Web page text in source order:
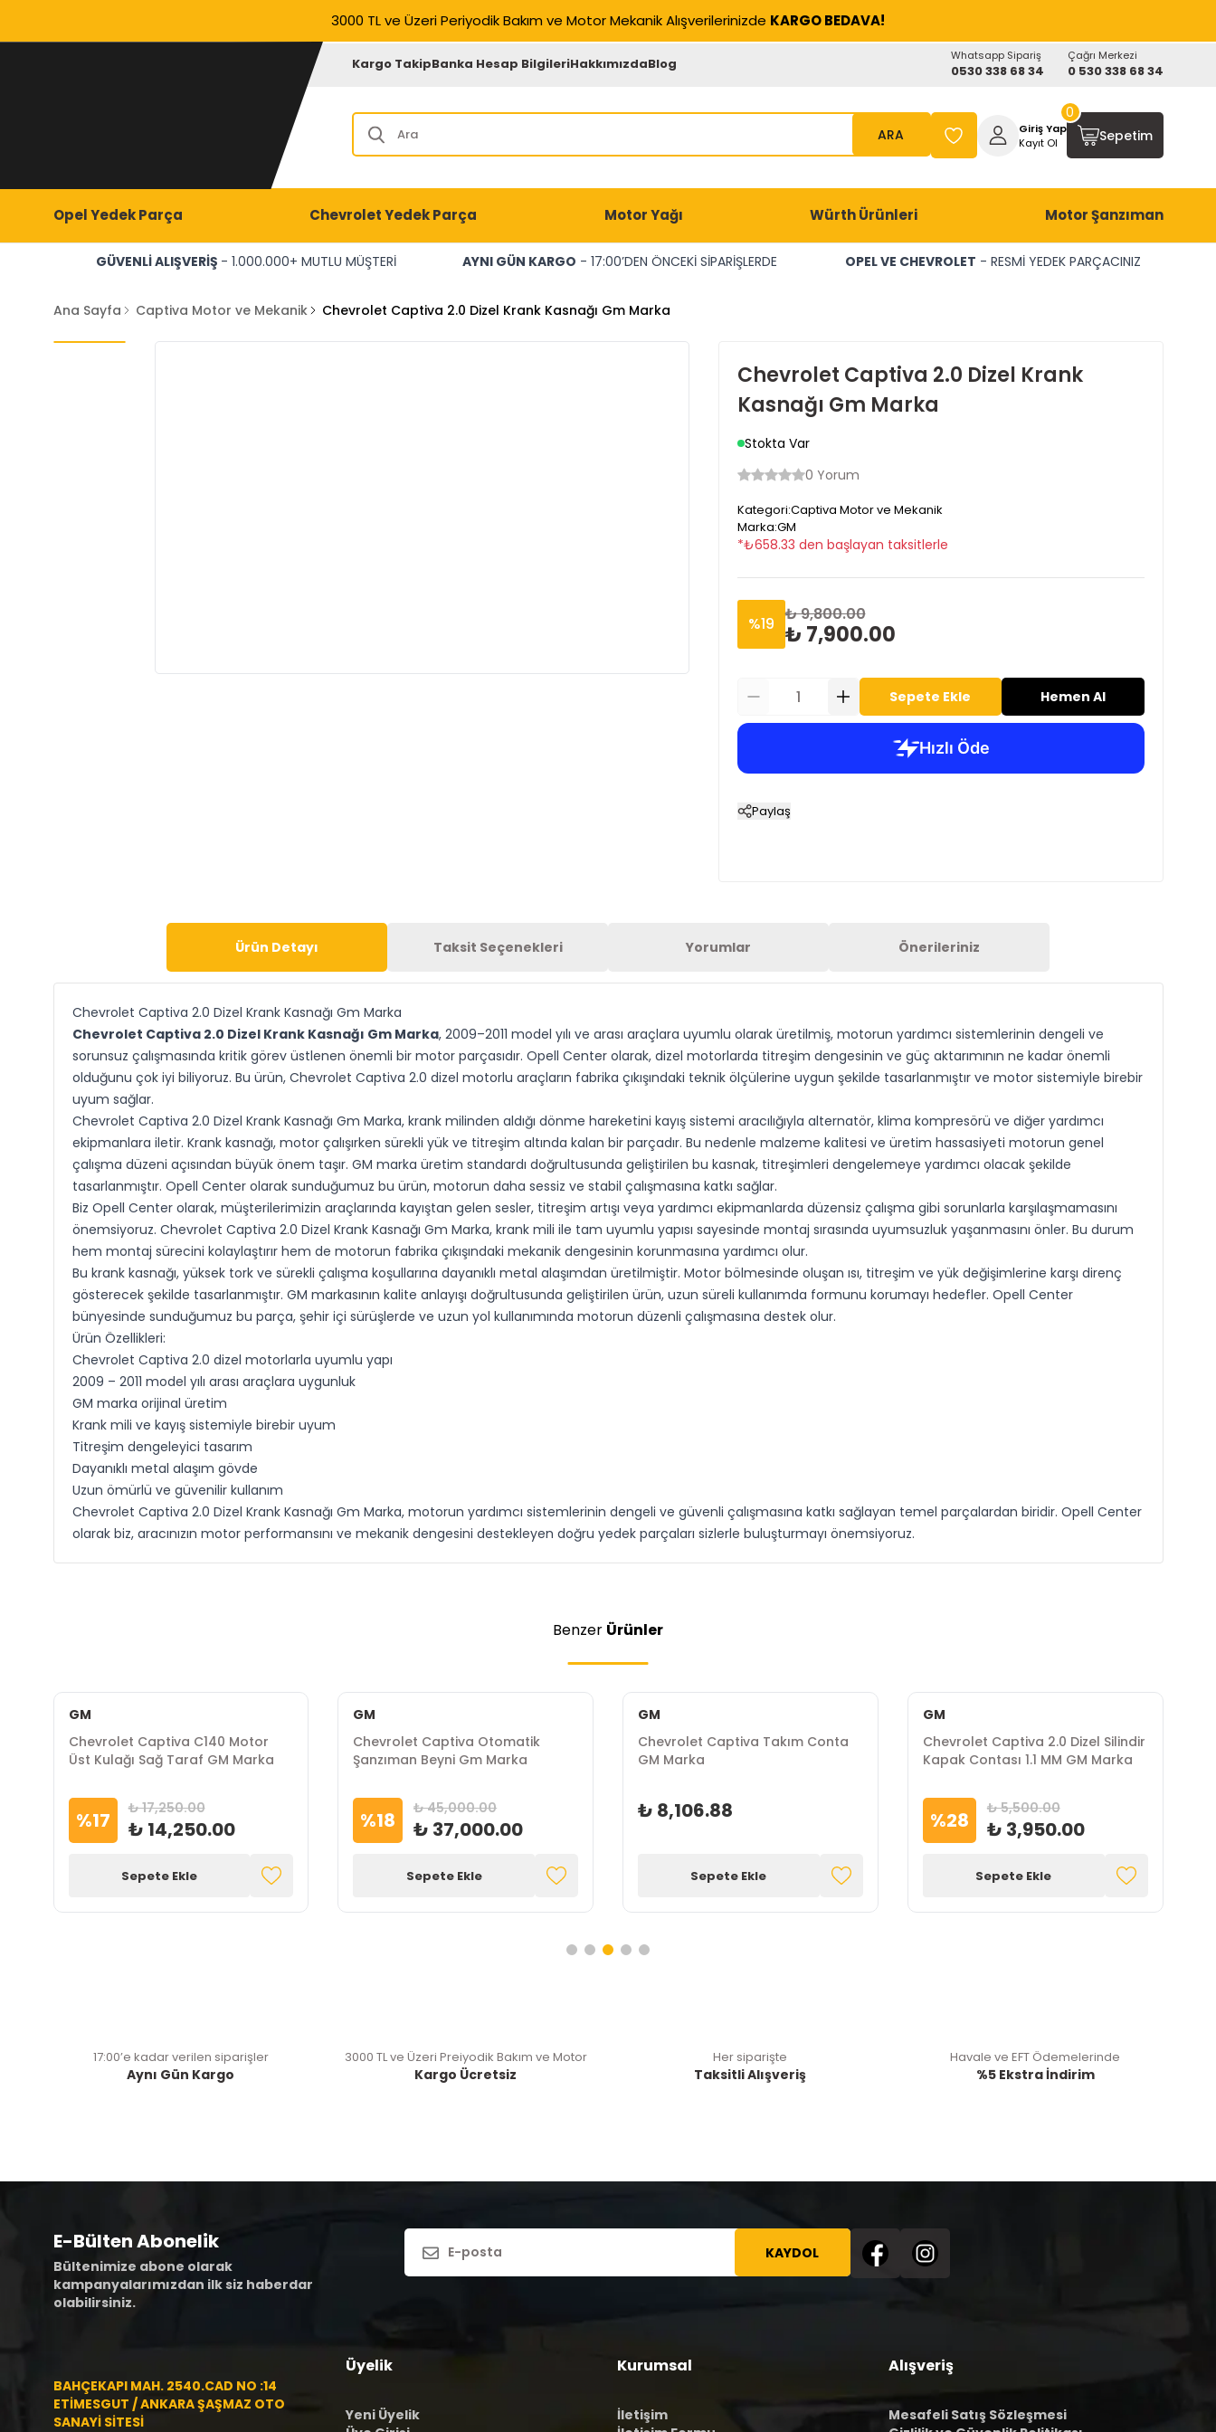
3000 TL ve Üzeri Periyodik Bakım ve Motor Mekanik Alışverilerinizde KARGO BEDAVA!
Kargo TakipBanka Hesap BilgileriHakkımızdaBlog Whatsapp Sipariş
0530 338 68 34
Çağrı Merkezi
0 530 338 68 34
ARA
Giriş Yap
Kayıt Ol
Sepetim
0
Opel Yedek Parça Chevrolet Yedek Parça Motor Yağı Würth Ürünleri Motor Şanzıman
GÜVENLİ ALIŞVERİŞ - 1.000.000+ MUTLU MÜŞTERİ AYNI GÜN KARGO - 17:00’DEN ÖNCEKİ SİPARİŞLERDE OPEL VE CHEVROLET - RESMİ YEDEK PARÇACINIZ
Ana Sayfa Captiva Motor ve Mekanik Chevrolet Captiva 2.0 Dizel Krank Kasnağı Gm Marka
Chevrolet Captiva 2.0 Dizel Krank
Kasnağı Gm Marka
Stokta Var
0 Yorum
Kategori:Captiva Motor ve Mekanik
Marka:GM
*₺658.33 den başlayan taksitlerle
%19 ₺ 9,800.00
₺ 7,900.00
Sepete Ekle Hemen Al
Paylaş
Ürün Detayı Taksit Seçenekleri Yorumlar Önerileriniz
Chevrolet Captiva 2.0 Dizel Krank Kasnağı Gm Marka
Chevrolet Captiva 2.0 Dizel Krank Kasnağı Gm Marka, 2009–2011 model yılı ve arası araçlara uyumlu olarak üretilmiş, motorun yardımcı sistemlerinin dengeli ve
sorunsuz çalışmasında kritik görev üstlenen önemli bir motor parçasıdır. Opell Center olarak, dizel motorlarda titreşim dengesinin ve güç aktarımının ne kadar önemli
olduğunu çok iyi biliyoruz. Bu ürün, Chevrolet Captiva 2.0 dizel motorlu araçların fabrika çıkışındaki teknik ölçülerine uygun şekilde tasarlanmıştır ve motor sistemiyle birebir
uyum sağlar.
Chevrolet Captiva 2.0 Dizel Krank Kasnağı Gm Marka, krank milinden aldığı dönme hareketini kayış sistemi aracılığıyla alternatör, klima kompresörü ve diğer yardımcı
ekipmanlara iletir. Krank kasnağı, motor çalışırken sürekli yük ve titreşim altında kalan bir parçadır. Bu nedenle malzeme kalitesi ve üretim hassasiyeti motorun genel
çalışma düzeni açısından büyük önem taşır. GM marka üretim standardı doğrultusunda geliştirilen bu kasnak, titreşimleri dengelemeye yardımcı olacak şekilde
tasarlanmıştır. Opell Center olarak sunduğumuz bu ürün, motorun daha sessiz ve stabil çalışmasına katkı sağlar.
Biz Opell Center olarak, müşterilerimizin araçlarında kayıştan gelen sesler, titreşim artışı veya yardımcı ekipmanlarda düzensiz çalışma gibi sorunlarla karşılaşmamasını
önemsiyoruz. Chevrolet Captiva 2.0 Dizel Krank Kasnağı Gm Marka, krank mili ile tam uyumlu yapısı sayesinde montaj sırasında uyumsuzluk yaşanmasını önler. Bu durum
hem montaj sürecini kolaylaştırır hem de motorun fabrika çıkışındaki mekanik dengesinin korunmasına yardımcı olur.
Bu krank kasnağı, yüksek tork ve sürekli çalışma koşullarına dayanıklı metal alaşımdan üretilmiştir. Motor bölmesinde oluşan ısı, titreşim ve yük değişimlerine karşı direnç
gösterecek şekilde tasarlanmıştır. GM markasının kalite anlayışı doğrultusunda geliştirilen ürün, uzun süreli kullanımda formunu korumayı hedefler. Opell Center
bünyesinde sunduğumuz bu parça, şehir içi sürüşlerde ve uzun yol kullanımında motorun düzenli çalışmasına destek olur.
Ürün Özellikleri:
Chevrolet Captiva 2.0 dizel motorlarla uyumlu yapı
2009 – 2011 model yılı arası araçlara uygunluk
GM marka orijinal üretim
Krank mili ve kayış sistemiyle birebir uyum
Titreşim dengeleyici tasarım
Dayanıklı metal alaşım gövde
Uzun ömürlü ve güvenilir kullanım
Chevrolet Captiva 2.0 Dizel Krank Kasnağı Gm Marka, motorun yardımcı sistemlerinin dengeli ve güvenli çalışmasına katkı sağlayan temel parçalardan biridir. Opell Center
olarak biz, aracınızın motor performansını ve mekanik dengesini destekleyen doğru yedek parçaları sizlerle buluşturmayı önemsiyoruz.
Benzer Ürünler
GM
Chevrolet Captiva C140 Motor
Üst Kulağı Sağ Taraf GM Marka
%17 ₺ 17,250.00
₺ 14,250.00
Sepete Ekle
GM
Chevrolet Captiva Otomatik
Şanzıman Beyni Gm Marka
%18 ₺ 45,000.00
₺ 37,000.00
Sepete Ekle
GM
Chevrolet Captiva Takım Conta
GM Marka
₺ 8,106.88
Sepete Ekle
GM
Chevrolet Captiva 2.0 Dizel Silindir
Kapak Contası 1.1 MM GM Marka
%28 ₺ 5,500.00
₺ 3,950.00
Sepete Ekle
17:00’e kadar verilen siparişler
Aynı Gün Kargo
3000 TL ve Üzeri Preiyodik Bakım ve Motor
Kargo Ücretsiz
Her siparişte
Taksitli Alışveriş
Havale ve EFT Ödemelerinde
%5 Ekstra İndirim
E-Bülten Abonelik
Bültenimize abone olarak
kampanyalarımızdan ilk siz haberdar
olabilirsiniz.
KAYDOL
BAHÇEKAPI MAH. 2540.CAD NO :14
ETİMESGUT / ANKARA ŞAŞMAZ OTO
SANAYİ SİTESİ
Üyelik
Yeni Üyelik
Kurumsal
İletişim
Alışveriş
Mesafeli Satış Sözleşmesi